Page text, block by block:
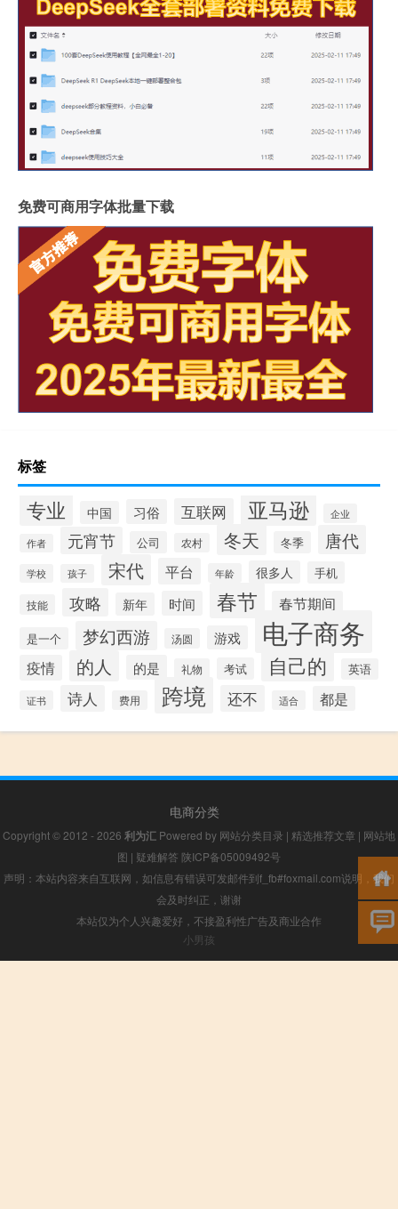
免费可商用字体批量下载
标签
专业 中国 习俗 互联网 亚马逊 企业
作者 元宵节 公司 农村 冬天 冬季 唐代
学校 孩子 宋代 平台 年龄 很多人 手机
技能 攻略 新年 时间 春节 春节期间
是一个 梦幻西游 汤圆 游戏 电子商务
疫情 的人 的是 礼物 考试 自己的 英语
证书 诗人 费用 跨境 还不 适合 都是
电商分类
Copyright © 2012 - 2026 利为汇 Powered by 网站分类目录 | 精选推荐文章 | 网站地
图 | 疑难解答 陕ICP备05009492号
声明：本站内容来自互联网，如信息有错误可发邮件到f_fb#foxmail.com说明，我们
会及时纠正，谢谢
本站仅为个人兴趣爱好，不接盈利性广告及商业合作
小男孩